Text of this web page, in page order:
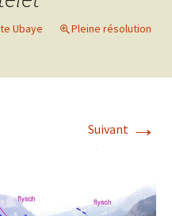
Ubaye
Pleine résolution
Suivant →